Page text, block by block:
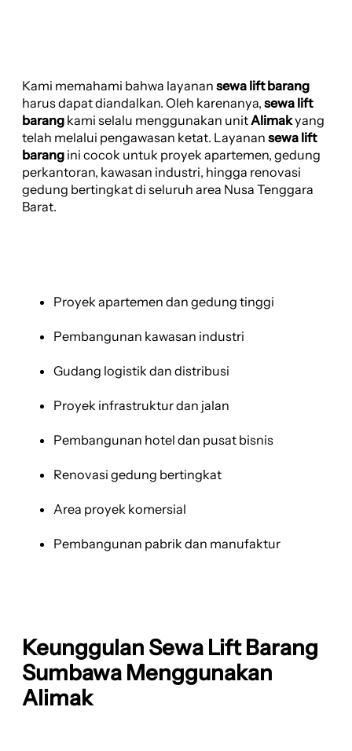
Kami memahami bahwa layanan sewa lift barang
harus dapat diandalkan. Oleh karenanya, sewa lift
barang kami selalu menggunakan unitAlimakyang
telah melalui pengawasan ketat. Layanan sewa lift
barang ini cocok untuk proyek apartemen, gedung
perkantoran, kawasan industri, hingga renovasi
gedung bertingkat di seluruh area Nusa Tenggara
Barat.
Proyek apartemen dan gedung tinggi
Pembangunan kawasan industri
Gudang logistik dan distribusi
Proyek infrastruktur dan jalan
Pembangunan hotel dan pusat bisnis
Renovasi gedung bertingkat
Area proyek komersial
Pembangunan pabrik dan manufaktur
Keunggulan Sewa Lift Barang
Sumbawa Menggunakan
Alimak